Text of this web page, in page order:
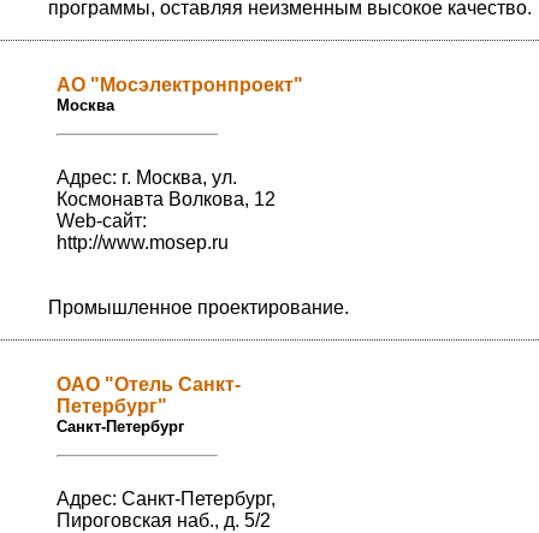
программы, оставляя неизменным высокое качество.
АО "Мосэлектронпроект"
Москва
Адрес: г. Москва, ул.
Космонавта Волкова, 12
Web-сайт:
http://www.mosep.ru
Промышленное проектирование.
ОАО "Отель Санкт-
Петербург"
Санкт-Петербург
Адрес: Санкт-Петербург,
Пироговская наб., д. 5/2